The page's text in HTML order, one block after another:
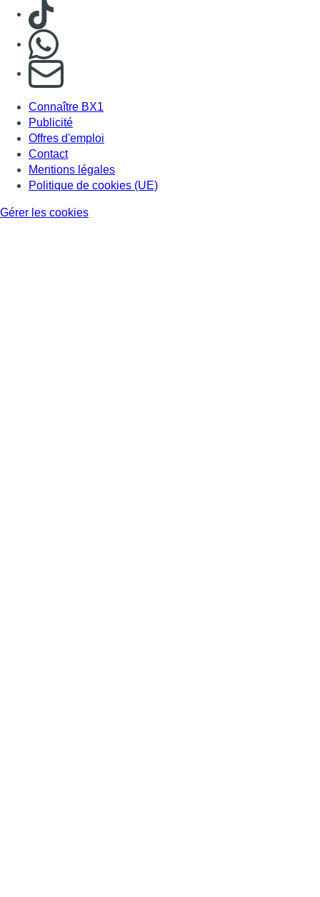
Consulter TikTok
S'abonner à notre newsletter
Connaître BX1
Publicité
Offres d'emploi
Contact
Mentions légales
Politique de cookies (UE)
Gérer les cookies